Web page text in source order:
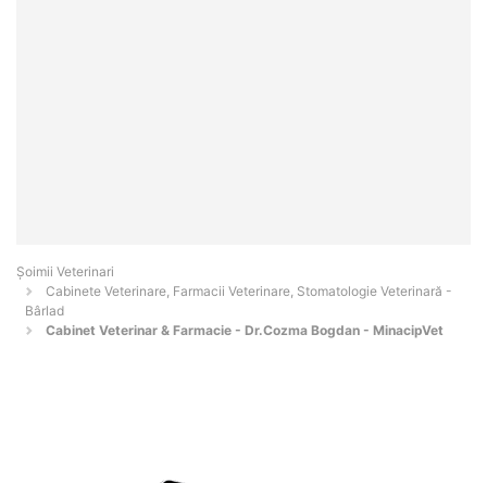
Șoimii Veterinari
Cabinete Veterinare, Farmacii Veterinare, Stomatologie Veterinară -
Bârlad
Cabinet Veterinar & Farmacie - Dr.Cozma Bogdan - MinacipVet